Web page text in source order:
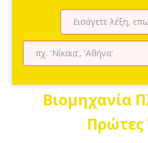
Βιομηχανία
Πρώτες